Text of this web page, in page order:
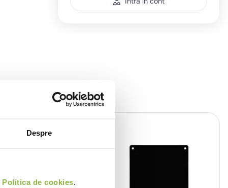
Despre
Politica de cookies.